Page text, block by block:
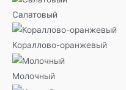
Салатовый
Кораллово-оранжевый
Молочный